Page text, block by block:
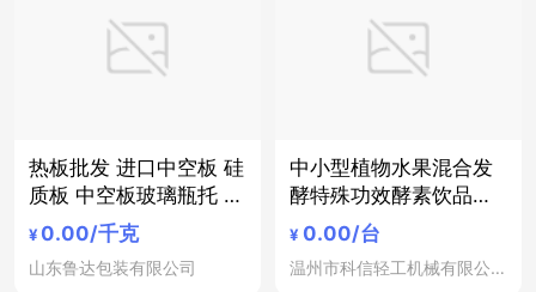
热板批发 进口中空板 硅
质板 中空板玻璃瓶托 中
空板网 阳光中空板 耐磨
板厂家 重庆pp中空板
中空板盒
¥ 0.00/千克
山东鲁达包装有限公司
中小型植物水果混合发
酵特殊功效酵素饮品全
套生产线项目-80ml玻
璃瓶装4000瓶每小时水
果酵素整套生产加工项
¥ 0.00/台
温州市科信轻工机械有限公司